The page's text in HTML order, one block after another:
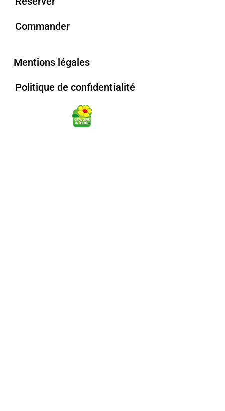
Commander
Mentions légales
Politique de confidentialité